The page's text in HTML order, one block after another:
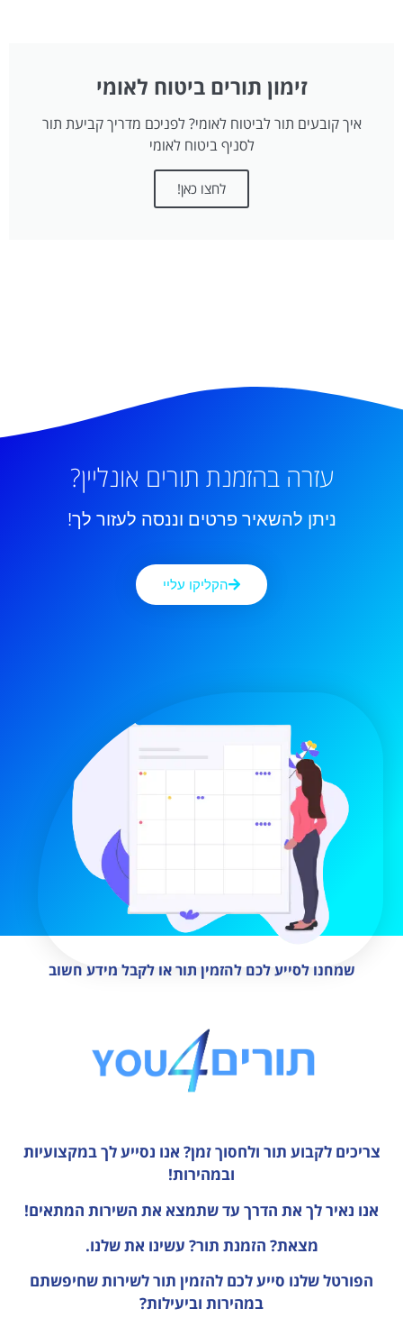
זימון תורים ביטוח לאומי
איך קובעים תור לביטוח לאומי? לפניכם מדריך קביעת תור
לסניף ביטוח לאומי
לחצו כאן!
עזרה בהזמנת תורים אונליין?
ניתן להשאיר פרטים וננסה לעזור לך!
הקליקו עליי
שמחנו לסייע לכם להזמין תור או לקבל מידע חשוב
צריכים לקבוע תור ולחסוך זמן? אנו נסייע לך במקצועיות
ובמהירות!
אנו נאיר לך את הדרך עד שתמצא את השירות המתאים!
מצאת? הזמנת תור? עשינו את שלנו.
הפורטל שלנו סייע לכם להזמין תור לשירות שחיפשתם
במהירות וביעילות?